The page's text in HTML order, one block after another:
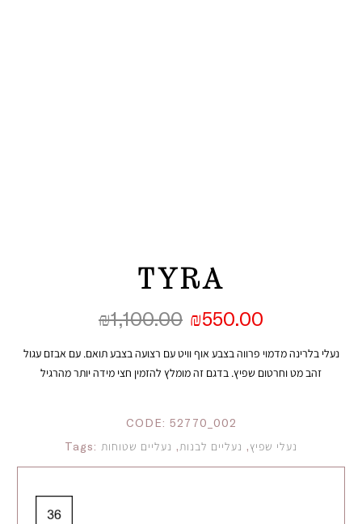
TYRA
₪1,100.00 ₪550.00
נעלי בלרינה מדמוי פרווה בצבע אוף וויט עם רצועה בצבע תואם. עם אבזם עגול
זהב מט וחרטום שפיץ. בדגם זה מומלץ להזמין חצי מידה יותר מהרגיל
CODE: 52770_002
Tags:
נעלי שפיץ, נעליים לבנות, נעליים שטוחות